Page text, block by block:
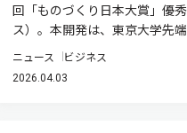
回「ものづくり日本大賞」優
ス）。本開発は、東京大学先
ニュース ビジネス
2026.04.03